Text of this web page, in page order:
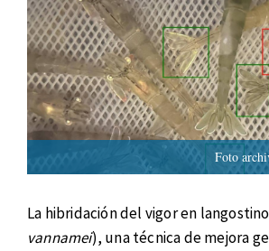
Foto
La hibridación del vigor en
vannamei), una técnica de mejora